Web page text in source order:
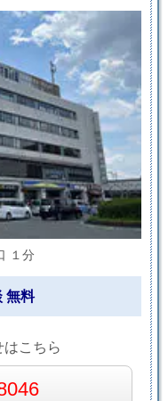
１分
無料
こちら